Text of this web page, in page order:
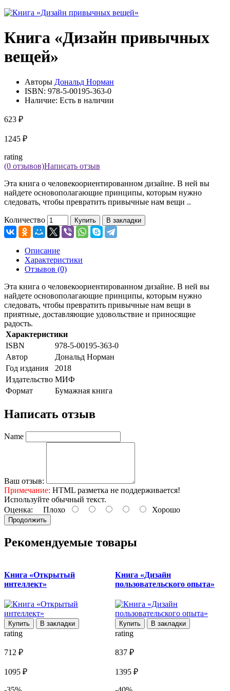
Книга «Дизайн привычных
вещей»
Авторы Дональд Норман
ISBN: 978-5-00195-363-0
Наличие: Есть в наличии
623 ₽
1245 ₽
rating
(0 отзывов)Написать отзыв
Эта книга о человекоориентированном дизайне. В ней вы
найдете основополагающие принципы, которым нужно
следовать, чтобы превратить привычные нам вещи ..
Количество Купить В закладки
Описание
Характеристики
Отзывов (0)
Эта книга о человекоориентированном дизайне. В ней вы
найдете основополагающие принципы, которым нужно
следовать, чтобы превратить привычные нам вещи в
приятные, доставляющие удовольствие и приносящие
радость.
Характеристики
ISBN
978-5-00195-363-0
Автор
Дональд Норман
Год издания
2018
Издательство МИФ
Формат
Бумажная книга
Написать отзыв
Name
Ваш отзыв:
Примечание: HTML разметка не поддерживается!
Используйте обычный текст.
Оценка: Плохо Хорошо
Продолжить
Рекомендуемые товары
Книга «Открытый
интеллект»
Купить В закладки
rating
712 ₽
1095 ₽
Книга «Дизайн
пользовательского опыта»
Купить В закладки
rating
837 ₽
1395 ₽